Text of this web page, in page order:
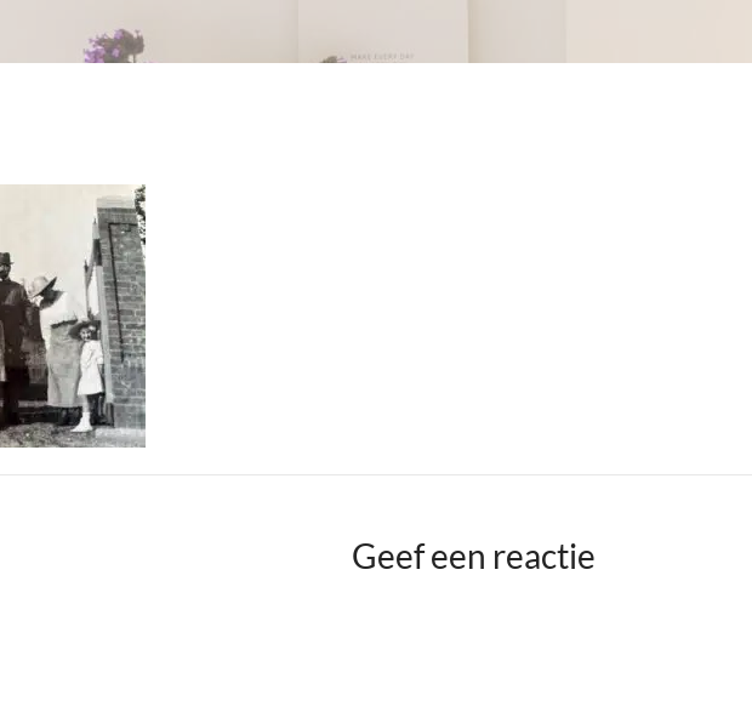
Geef een reactie